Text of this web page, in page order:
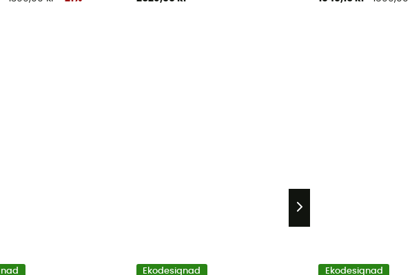
Ekodesignad Ekodesignad